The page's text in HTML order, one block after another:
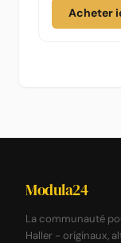
Acheter
Modula24
La communauté
Haller - originaux,